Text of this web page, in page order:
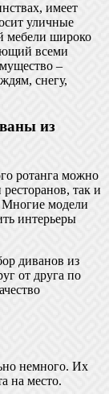
имеет
уличные
мебели широко
всеми
–
снегу,
из
ротанга можно
так и
Многие модели
интерьеры
диванов из
от друга по
немного. Их
на место.